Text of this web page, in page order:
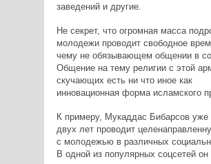
заведений и другие.
Не секрет, что огромная масса
молодежи проводит свободное
чему не обязывающем общении в
Общение на тему религии с этой
скучающих есть ни что иное как
инновационная форма исламского
К примеру, Мукаддас Бибарсов уже
двух лет проводит
с молодежью в различных
В одной из популярных соцсетей он